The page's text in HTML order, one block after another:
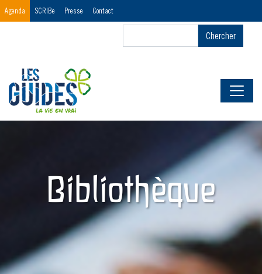
Menu
Agenda SCRIBe Presse Contact
Chercher
Bibliothèque